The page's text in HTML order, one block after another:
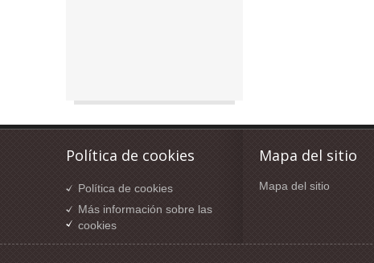
Política de cookies
Política de cookies
Más información sobre las
cookies
Mapa del sitio
Mapa del sitio